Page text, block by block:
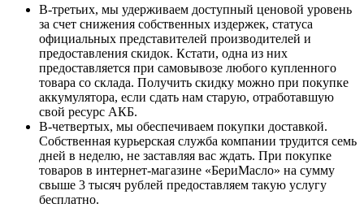
В-третьих, мы удерживаем доступный ценовой уровень
за счет снижения собственных издержек, статуса
официальных представителей производителей и
предоставления скидок. Кстати, одна из них
предоставляется при самовывозе любого купленного
товара со склада. Получить скидку можно при покупке
аккумулятора, если сдать нам старую, отработавшую
свой ресурс АКБ.
В-четвертых, мы обеспечиваем покупки доставкой.
Собственная курьерская служба компании трудится семь
дней в неделю, не заставляя вас ждать. При покупке
товаров в интернет-магазине «БериМасло» на сумму
свыше 3 тысяч рублей предоставляем такую услугу
бесплатно.